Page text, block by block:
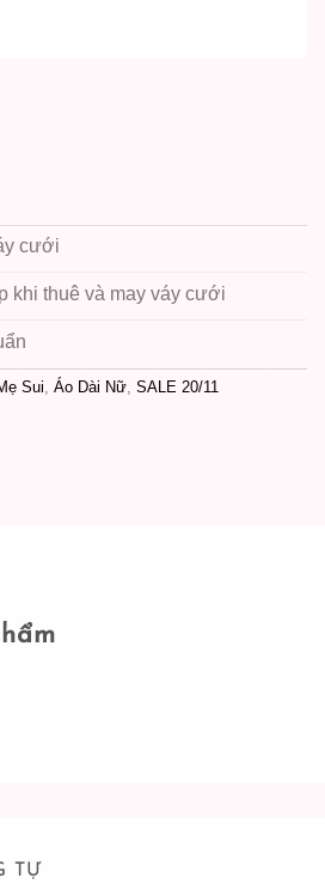
cưới
khi thuê và may váy cưới
Sui, Áo Dài Nữ, SALE 20/11
TỰ